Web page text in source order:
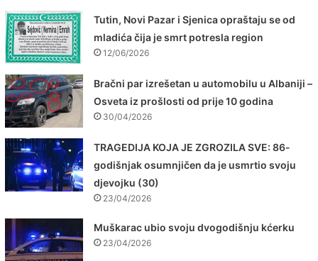
Tutin, Novi Pazar i Sjenica opraštaju se od
mladića čija je smrt potresla region
12/06/2026
Bračni par izrešetan u automobilu u Albaniji –
Osveta iz prošlosti od prije 10 godina
30/04/2026
TRAGEDIJA KOJA JE ZGROZILA SVE: 86-
godišnjak osumnjičen da je usmrtio svoju
djevojku (30)
23/04/2026
Muškarac ubio svoju dvogodišnju kćerku
23/04/2026